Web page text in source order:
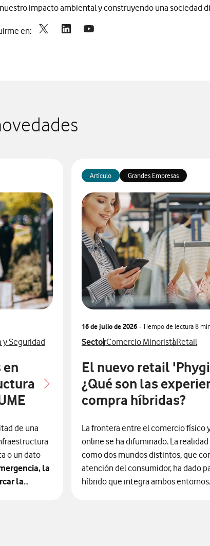
impacto ambiental y construyendo una sociedad
en:
con
y Seguridad
de una
o un dato
la
la
Artículo Grandes Empresas
16 de julio de 2026 - Tiempo de lectura8
Ver más articulos relacionados con
SectorVer más artículos con
Comercio MinoristaVer más
Retail
El nuevo retail
¿Qué son las
compra híbridas?
La frontera entre el comercio físico
online se ha difuminado. La
como dos mundos distintos, que
atención del consumidor, ha dado
híbrido que integra ambos entornos.